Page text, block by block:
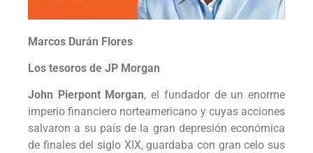
Marcos Durán Flores
Los tesoros de JP Morgan
John Pierpont Morgan, el fundador de un enorme
imperio financiero norteamericano y cuyas acciones
salvaron a su país de la gran depresión económica
de finales del siglo XIX, guardaba con gran celo sus